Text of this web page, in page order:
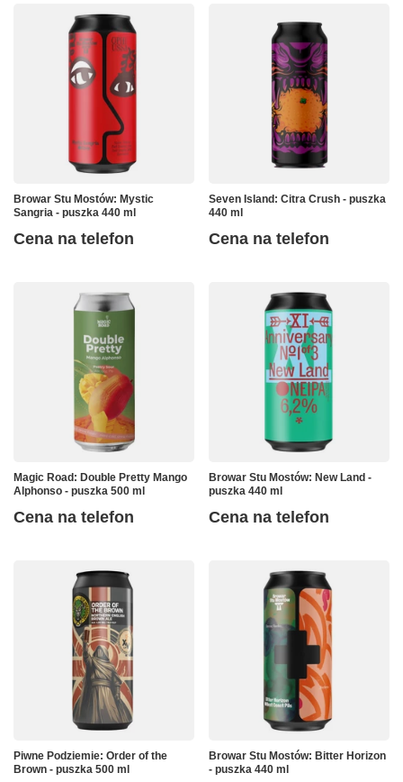
Browar Stu Mostów: Mystic
Sangria - puszka 440 ml
Cena na telefon
Seven Island: Citra Crush - puszka
440 ml
Cena na telefon
Magic Road: Double Pretty Mango
Alphonso - puszka 500 ml
Cena na telefon
Browar Stu Mostów: New Land -
puszka 440 ml
Cena na telefon
Piwne Podziemie: Order of the
Brown - puszka 500 ml
Browar Stu Mostów: Bitter Horizon
- puszka 440 ml